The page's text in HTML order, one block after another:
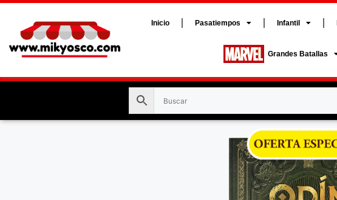
Inicio Pasatiempos Infantil
Grandes Batallas